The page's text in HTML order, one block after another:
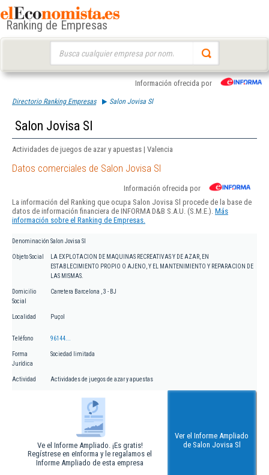
Ranking de Empresas
Información ofrecida por
Directorio Ranking Empresas Salon Jovisa Sl
Salon Jovisa Sl
Actividades de juegos de azar y apuestas | Valencia
Datos comerciales de Salon Jovisa Sl
Información ofrecida por
La información del Ranking que ocupa Salon Jovisa Sl procede de la base de
datos de información financiera de INFORMA D&B S.A.U. (S.M.E.). Más
información sobre el Ranking de Empresas.
Denominación Salon Jovisa Sl
Objeto Social
LA EXPLOTACION DE MAQUINAS RECREATIVAS Y DE AZAR, EN
ESTABLECIMIENTO PROPIO O AJENO, Y EL MANTENIMIENTO Y REPARACION DE
LAS MISMAS.
Domicilio
Social
Carretera Barcelona , 3 - BJ
Localidad Puçol
Teléfono 96144...
Forma
Jurídica
Sociedad limitada
Actividad Actividades de juegos de azar y apuestas
Ve el Informe Ampliado. ¡Es gratis!
Regístrese en eInforma y le regalamos el
Informe Ampliado de esta empresa
Ver el Informe Ampliado
de Salon Jovisa Sl